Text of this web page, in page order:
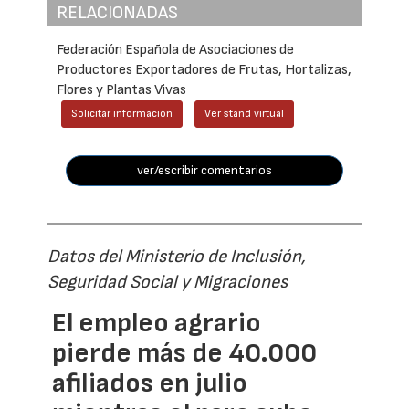
RELACIONADAS
Federación Española de Asociaciones de
Productores Exportadores de Frutas, Hortalizas,
Flores y Plantas Vivas
Solicitar información Ver stand virtual
ver/escribir comentarios
Datos del Ministerio de Inclusión,
Seguridad Social y Migraciones
El empleo agrario
pierde más de 40.000
afiliados en julio